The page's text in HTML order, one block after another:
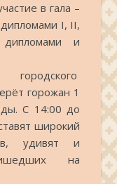
в гала –
I, II,
дипломами и
городского
горожан 1
С 14:00 до
широкий
удивят и
на